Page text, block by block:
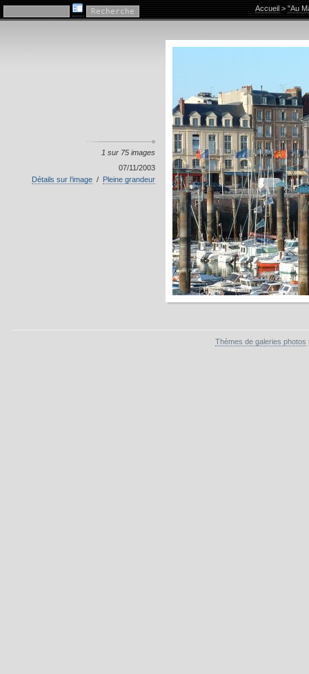
"Au Manoir"
1 sur 75 images
07/11/2003
Détails sur l’image / Pleine grandeur
Accueil> "Au
Thèmes de galeries photos